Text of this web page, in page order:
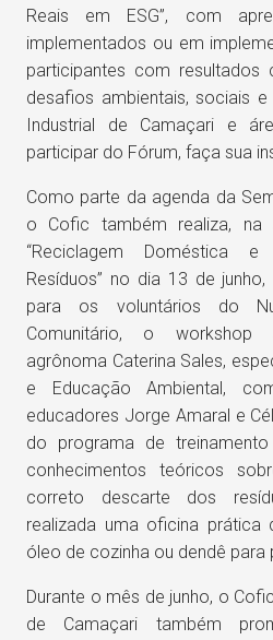
Reais em ESG”, com
implementados ou em
participantes com resultados
desafios ambientais, sociais
Industrial de Camaçari e
participar do Fórum, faça sua
Como parte da agenda da
o Cofic também realiza, na
“Reciclagem Doméstica e
Resíduos” no dia 13 de
para os voluntários do
Comunitário, o workshop
agrônoma Caterina Sales,
e Educação Ambiental,
educadores Jorge Amaral e
do programa de
conhecimentos teóricos
correto descarte dos
realizada uma oficina prática
óleo de cozinha ou dendê
Durante o mês de junho, o
de Camaçari também